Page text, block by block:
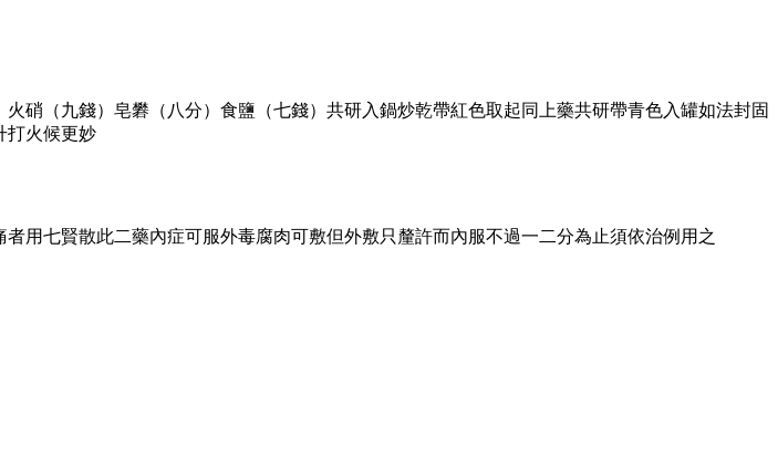
硝（九錢）皂礬（八分）食鹽（七錢）共研入鍋炒乾帶紅色取起同上藥共研帶青色入罐如法封固
打火候更妙
用七賢散此二藥內症可服外毒腐肉可敷但外敷只釐許而內服不過一二分為止須依治例用之